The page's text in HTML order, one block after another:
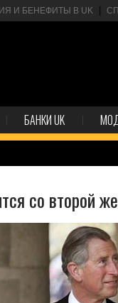
И БЕНЕФИТЫ В UK
БАНКИ UK
со второй